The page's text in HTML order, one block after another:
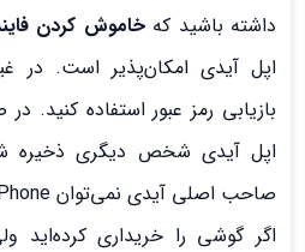
داشته باشید کهخاموش کردن
اپل آیدی امکان‌پذیر است. در
بازیابی رمز عبور استفاده
اپل آیدی شخص دیگری ذخیره
صاحب اصلی آیدی نمی‌توان Find My iPhone را خاموش کرد.
اگر گوشی را خریداری کرده‌اید